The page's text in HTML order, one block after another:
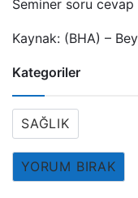
Seminer soru
Kaynak: (BHA) –
Kategoriler
SAĞLIK
YORUM BIRAK